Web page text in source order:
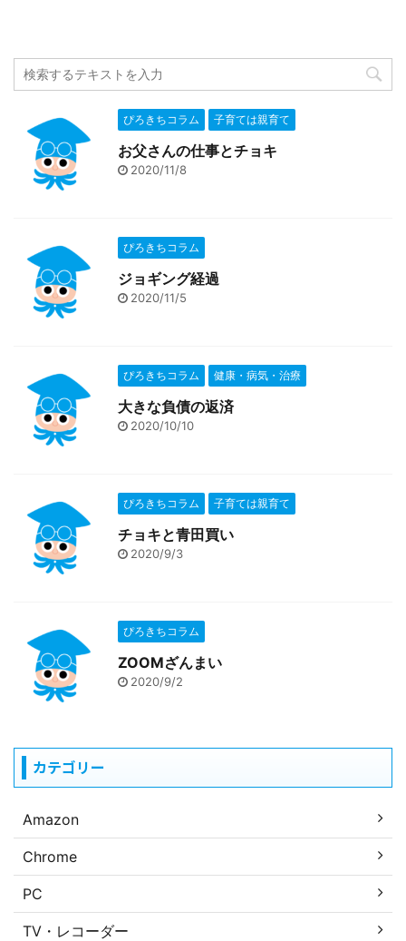
ぴろきちコラム 子育ては親育て
お父さんの仕事とチョキ
2020/11/8
ぴろきちコラム
ジョギング経過
2020/11/5
ぴろきちコラム 健康・病気・治療
大きな負債の返済
2020/10/10
ぴろきちコラム 子育ては親育て
チョキと青田買い
2020/9/3
ぴろきちコラム
ZOOMざんまい
2020/9/2
カテゴリー
Amazon
Chrome
PC
TV・レコーダー